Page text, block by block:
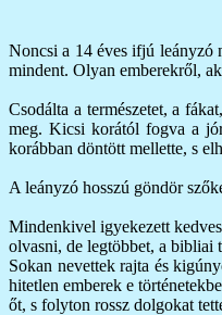
Noncsi a 14 éves ifjú leányzó
mindent. Olyan emberekről,
Csodálta a természetet, a
meg. Kicsi korától fogva a
korábban döntött mellette, s
A leányzó hosszú göndör
Mindenkivel igyekezett
olvasni, de legtöbbet, a bibliai
Sokan nevettek rajta és
hitetlen emberek e
őt, s folyton rossz dolgokat